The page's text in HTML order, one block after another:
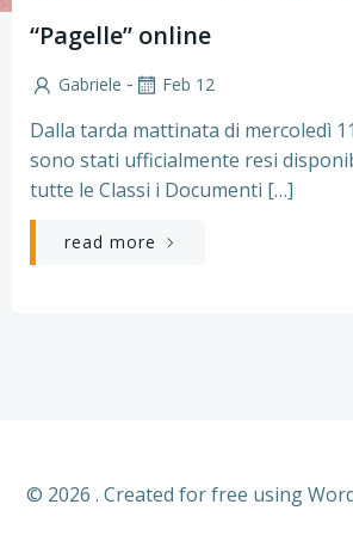
“Pagelle” online
Gabriele - Feb 12
Dalla tarda mattinata di mercoledì
sono stati ufficialmente resi
tutte le Classi i Documenti […]
read more
© 2026 . Created for free using